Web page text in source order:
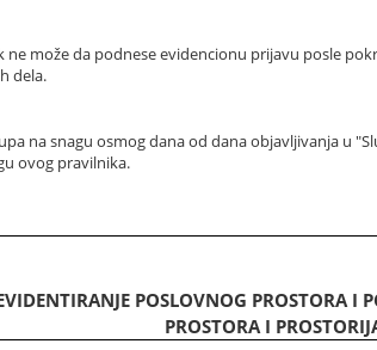
ne može da podnese evidencionu prijavu posle
dela.
na snagu osmog dana od dana objavljivanja u
ovog pravilnika.
POSLOVNOG PROSTORA I
PROSTORA I